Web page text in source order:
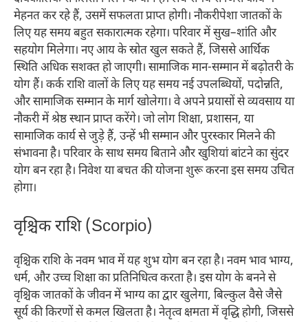
मेहनत कर रहे हैं, उसमें सफलता प्राप्त होगी। नौकरीपेशा जातकों के
लिए यह समय बहुत सकारात्मक रहेगा। परिवार में सुख–शांति और
सहयोग मिलेगा। नए आय के स्रोत खुल सकते हैं, जिससे आर्थिक
स्थिति अधिक सशक्त हो जाएगी। सामाजिक मान-सम्मान में बढ़ोतरी के
योग हैं।​ कर्क राशि वालों के लिए यह समय नई उपलब्धियों, पदोन्नति,
और सामाजिक सम्मान के मार्ग खोलेगा। वे अपने प्रयासों से व्यवसाय या
नौकरी में श्रेष्ठ स्थान प्राप्त करेंगे। जो लोग शिक्षा, प्रशासन, या
सामाजिक कार्य से जुड़े हैं, उन्हें भी सम्मान और पुरस्कार मिलने की
संभावना है। परिवार के साथ समय बिताने और खुशियां बांटने का सुंदर
योग बन रहा है। निवेश या बचत की योजना शुरू करना इस समय उचित
होगा।​
वृश्चिक राशि (Scorpio)
वृश्चिक राशि के नवम भाव में यह शुभ योग बन रहा है। नवम भाव भाग्य,
धर्म, और उच्च शिक्षा का प्रतिनिधित्व करता है। इस योग के बनने से
वृश्चिक जातकों के जीवन में भाग्य का द्वार खुलेगा, बिल्कुल वैसे जैसे
सूर्य की किरणों से कमल खिलता है। नेतृत्व क्षमता में वृद्धि होगी, जिससे